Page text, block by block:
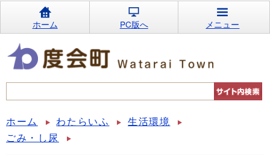
ホーム PC版へ メニュー
ホーム わたらいふ
生活環境
ごみ・し尿